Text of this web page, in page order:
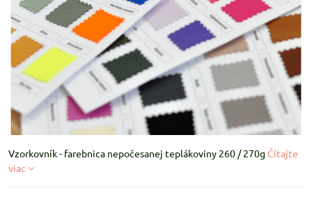
Vzorkovník - farebnica nepočesanej teplákoviny 260 / 270g Čítajte
viac